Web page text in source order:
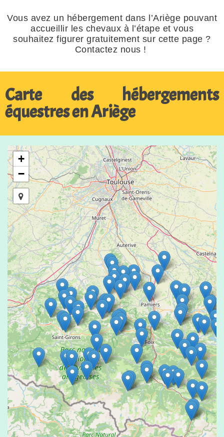
Vous avez un hébergement dans l’Ariège pouvant
accueillir les chevaux à l’étape et vous
souhaitez figurer gratuitement sur cette page ?
Contactez nous !
Carte des hébergements
équestres en Ariège
+
−